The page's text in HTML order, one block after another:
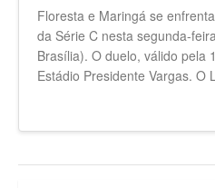
Floresta e Maringá se
da Série C nesta segunda-
Brasília). O duelo, válido pela
Estádio Presidente Vargas. O